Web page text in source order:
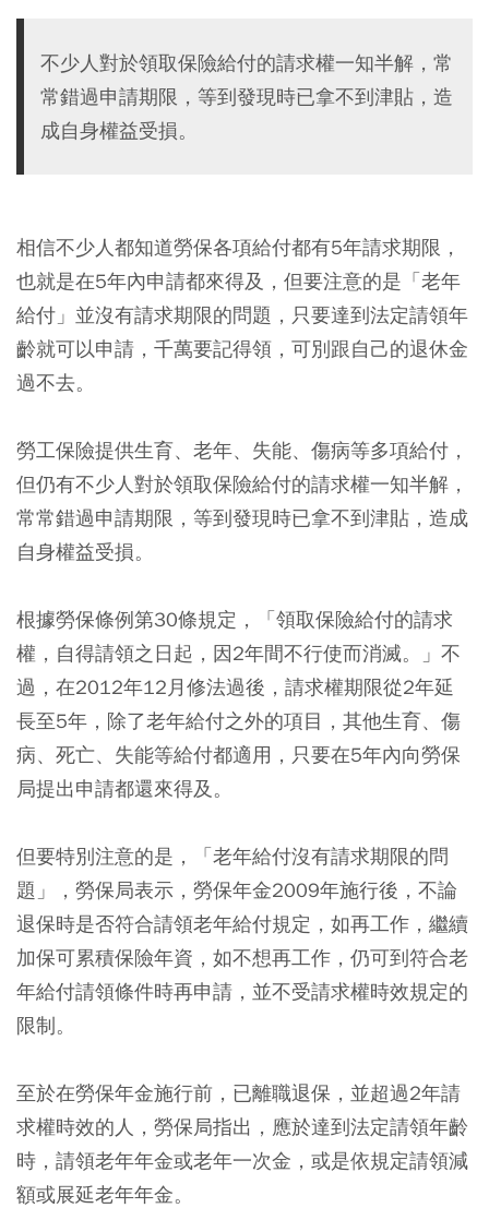
不少人對於領取保險給付的請求權一知半解，常
常錯過申請期限，等到發現時已拿不到津貼，造
成自身權益受損。
相信不少人都知道勞保各項給付都有5年請求期限，
也就是在5年內申請都來得及，但要注意的是「老年
給付」並沒有請求期限的問題，只要達到法定請領年
齡就可以申請，千萬要記得領，可別跟自己的退休金
過不去。
勞工保險提供生育、老年、失能、傷病等多項給付，
但仍有不少人對於領取保險給付的請求權一知半解，
常常錯過申請期限，等到發現時已拿不到津貼，造成
自身權益受損。
根據勞保條例第30條規定，「領取保險給付的請求
權，自得請領之日起，因2年間不行使而消滅。」不
過，在2012年12月修法過後，請求權期限從2年延
長至5年，除了老年給付之外的項目，其他生育、傷
病、死亡、失能等給付都適用，只要在5年內向勞保
局提出申請都還來得及。
但要特別注意的是，「老年給付沒有請求期限的問
題」，勞保局表示，勞保年金2009年施行後，不論
退保時是否符合請領老年給付規定，如再工作，繼續
加保可累積保險年資，如不想再工作，仍可到符合老
年給付請領條件時再申請，並不受請求權時效規定的
限制。
至於在勞保年金施行前，已離職退保，並超過2年請
求權時效的人，勞保局指出，應於達到法定請領年齡
時，請領老年年金或老年一次金，或是依規定請領減
額或展延老年年金。